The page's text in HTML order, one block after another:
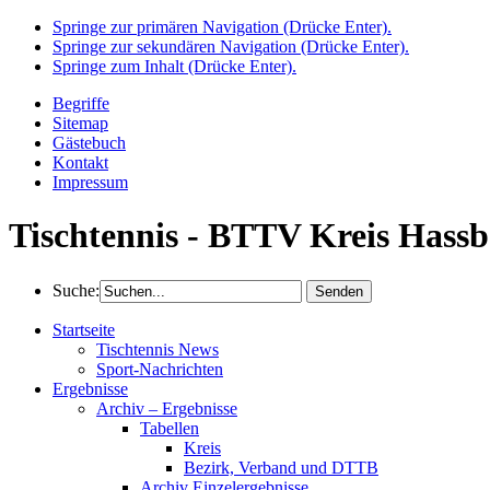
Springe zur primären Navigation (Drücke Enter).
Springe zur sekundären Navigation (Drücke Enter).
Springe zum Inhalt (Drücke Enter).
Begriffe
Sitemap
Gästebuch
Kontakt
Impressum
Tischtennis - BTTV Kreis
Suche:
Startseite
Tischtennis News
Sport-Nachrichten
Ergebnisse
Archiv – Ergebnisse
Tabellen
Kreis
Bezirk, Verband und DTTB